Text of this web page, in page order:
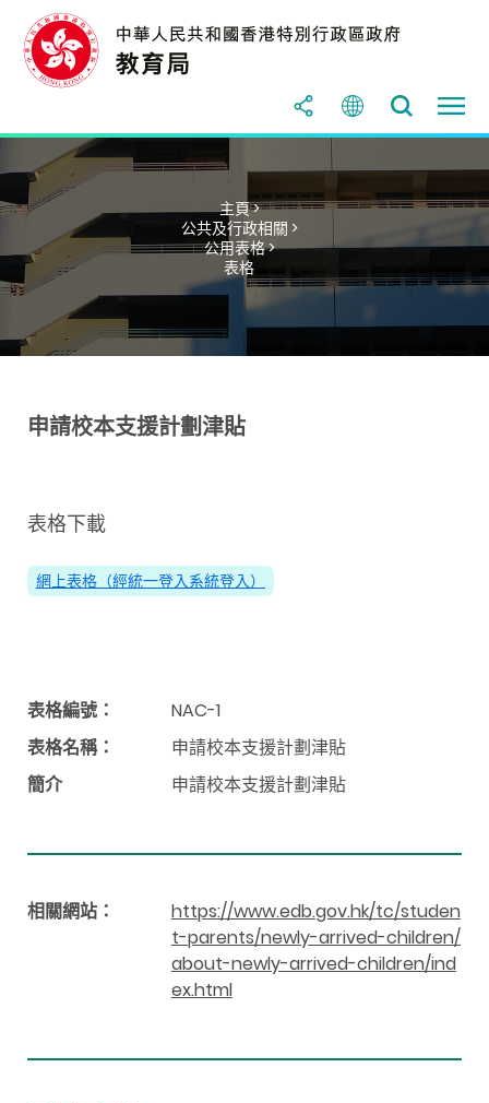
主頁 >
公共及行政相關 >
公用表格 >
表格
申請校本支援計劃津貼
表格下載
網上表格（經統一登入系統登入）
表格編號：
NAC-1
表格名稱：
申請校本支援計劃津貼
簡介
申請校本支援計劃津貼
相關網站：
https://www.edb.gov.hk/tc/studen
t-parents/newly-arrived-children/
about-newly-arrived-children/ind
ex.html